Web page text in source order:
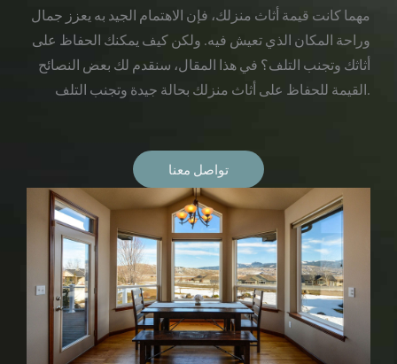
مهما كانت قيمة أثاث منزلك، فإن الاهتمام الجيد به يعزز جمال
وراحة المكان الذي تعيش فيه. ولكن كيف يمكنك الحفاظ على
أثاثك وتجنب التلف؟ في هذا المقال، سنقدم لك بعض النصائح
القيمة للحفاظ على أثاث منزلك بحالة جيدة وتجنب التلف.
تواصل معنا